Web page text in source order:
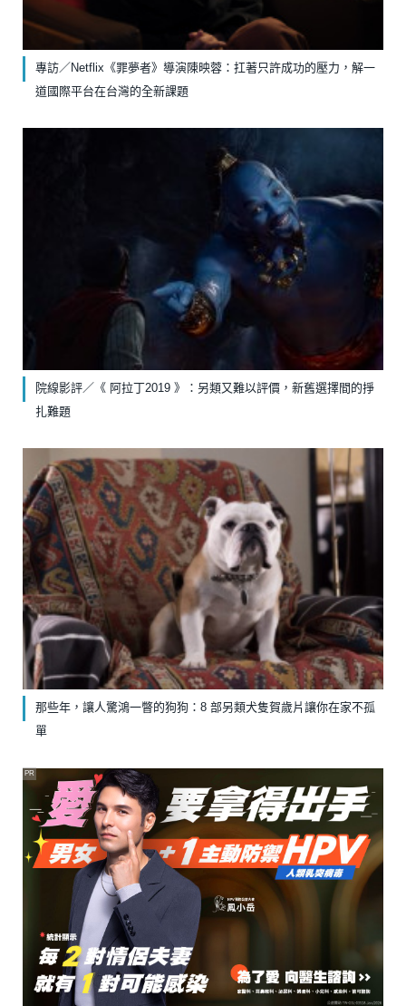
專訪／Netflix《罪夢者》導演陳映蓉：扛著只許成功的壓力，解一
道國際平台在台灣的全新課題
院線影評／《 阿拉丁2019 》：另類又難以評價，新舊選擇間的掙
扎難題
那些年，讓人驚鴻一瞥的狗狗：8 部另類犬隻賀歲片讓你在家不孤
單
PR